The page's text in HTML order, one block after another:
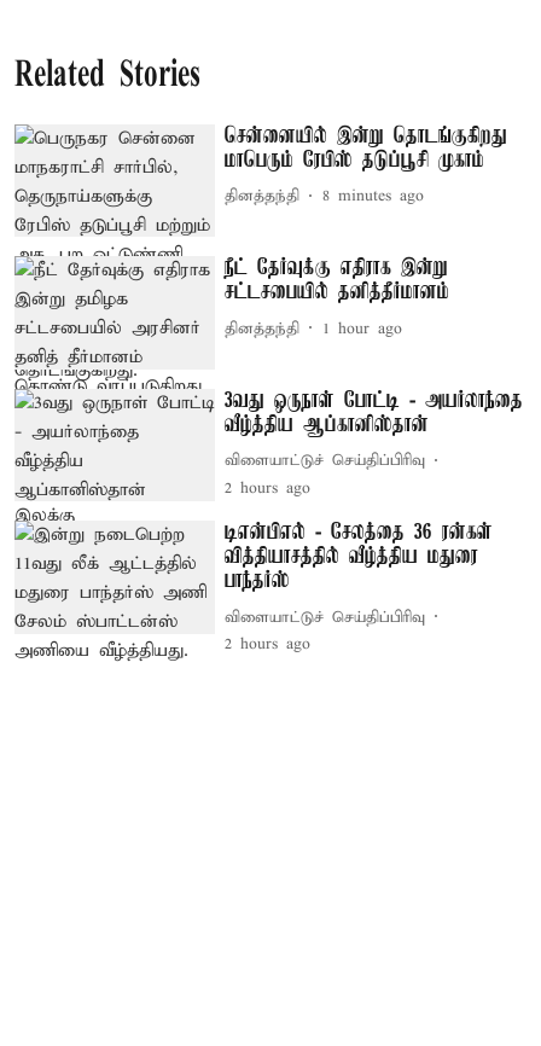
Related Stories
சென்னையில் இன்று தொடங்குகிறது
மாபெரும் ரேபிஸ் தடுப்பூசி முகாம்
தினத்தந்தி 8 minutes ago
நீட் தேர்வுக்கு எதிராக இன்று
சட்டசபையில் தனித்தீர்மானம்
தினத்தந்தி 1 hour ago
3வது ஒருநாள் போட்டி - அயர்லாந்தை
வீழ்த்திய ஆப்கானிஸ்தான்
விளையாட்டுச் செய்திப்பிரிவு
2 hours ago
டிஎன்பிஎல் - சேலத்தை 36 ரன்கள்
வித்தியாசத்தில் வீழ்த்திய மதுரை
பாந்தர்ஸ்
விளையாட்டுச் செய்திப்பிரிவு
2 hours ago